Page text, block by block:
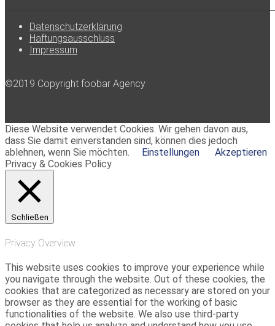
Datenschutzerklärung
Haftungsausschluss
Impressum
©2019 Copyright foobar Agency
Diese Website verwendet Cookies. Wir gehen davon aus,
dass Sie damit einverstanden sind, können dies jedoch
ablehnen, wenn Sie möchten.
Einstellungen
Akzeptieren
Privacy & Cookies Policy
Schließen
Privacy Overview
This website uses cookies to improve your experience while
you navigate through the website. Out of these cookies, the
cookies that are categorized as necessary are stored on your
browser as they are essential for the working of basic
functionalities of the website. We also use third-party